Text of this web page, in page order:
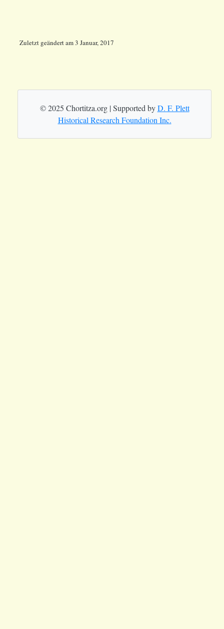
Zuletzt geändertam3 Januar, 2017
© 2025 Chortitza.org | Supported byD. F. Plett
Historical Research Foundation Inc.